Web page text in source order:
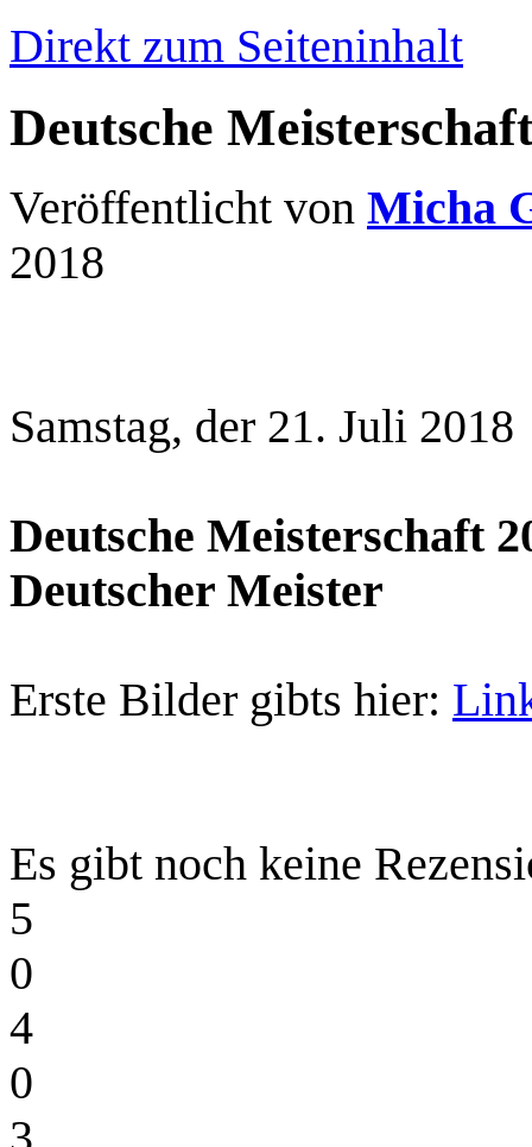
Direkt zum Seiteninhalt
Deutsche
Veröffentlicht von Micha
2018
Samstag, der 21. Juli 2018
Deutsche Meisterschaft
Deutscher Meister
Erste Bilder gibts hier:
Es gibt noch keine
5
0
4
0